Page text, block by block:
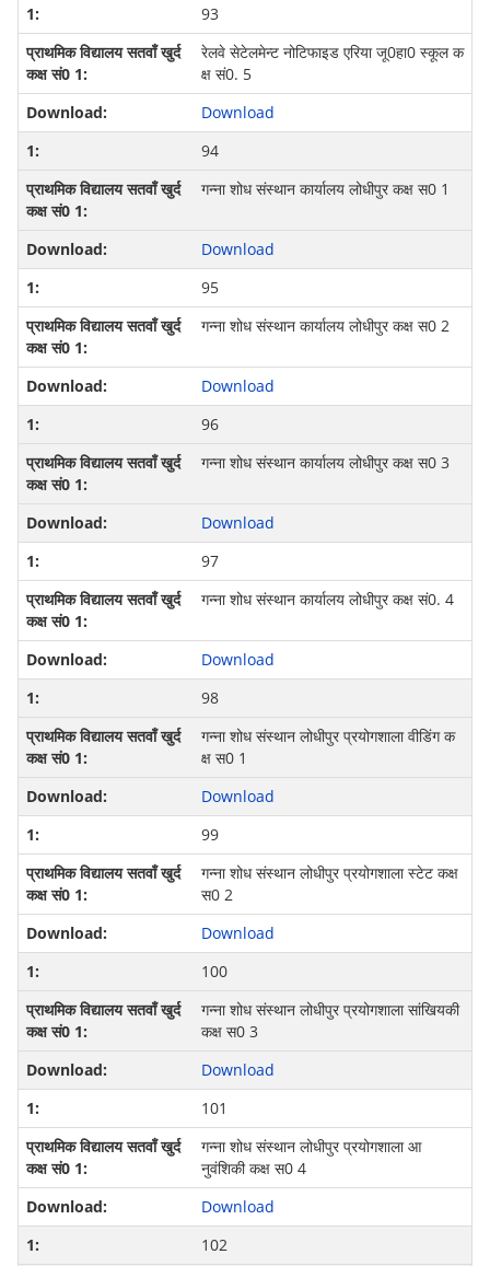
93
रेलवे सेटेलमेन्‍ट नो‍टिफाइड एरिया जू0हा0 स्कूल क
क्ष सं0. 5
Download
94
गन्‍ना शोध संस्‍थान कार्यालय लोधीपुर कक्ष स0 1
Download
95
गन्‍ना शोध संस्‍थान कार्यालय लोधीपुर कक्ष स0 2
Download
96
गन्‍ना शोध संस्‍थान कार्यालय लोधीपुर कक्ष स0 3
Download
97
गन्‍ना शोध संस्थान कार्यालय लोधीपुर कक्ष सं0. 4
Download
98
गन्‍ना शोध संस्‍थान लोधीपुर प्रयोगशाला वीडिंग क
क्ष स0 1
Download
99
गन्‍ना शोध संस्‍थान लोधीपुर प्रयोगशाला स्‍टेट कक्ष
स0 2
Download
100
गन्‍ना शोध संस्‍थान लोधीपुर प्रयोगशाला सां‍खि‍यकी
कक्ष स0 3
Download
101
गन्‍ना शोध संस्‍थान लोधीपुर प्रयोगशाला आ
नुवंशिकी कक्ष स0 4
Download
102